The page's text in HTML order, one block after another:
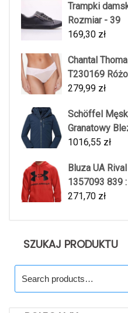
Trampki
Rozmiar - 39
169,30 zł
Chantal
T230169
279,99 zł
Schöffel
Granatowy
1016,55 zł
Bluza UA
1357093 839
271,70 zł
SZUKAJ PRODUKTU
for: